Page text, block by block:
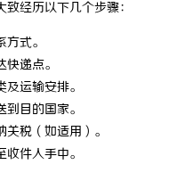
经历以下几个步骤：
式。
递点。
运输安排。
目的国家。
税（如适用）。
件人手中。